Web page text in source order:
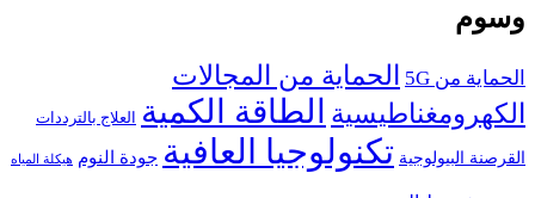
وسوم
الحماية من 5G
الحماية من المجالات
الكهرومغناطيسية
الطاقة الكمية العلاج بالترددات
القرصنة البيولوجية تكنولوجيا العافية جودة النوم هيكلة المياه